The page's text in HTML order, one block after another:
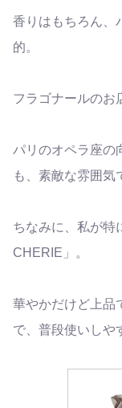
香りはもちろん、
的。
フラゴナールのお
パリのオペラ座の
も、素敵な雰囲気
ちなみに、私が特
CHERIE」。
華やかだけど上品
で、普段使いしや